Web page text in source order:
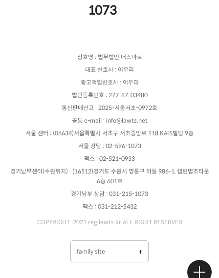
1073
상호명 : 법무법인 더스마트
대표 변호사 : 이우리
광고책임변호사 : 이우리
법인등록번호 : 277-87-03480
통신판매신고 : 2025-서울서초-0972호
공통 e-mail : info@lawts.net
서울 센터 : (06634)서울특별시 서초구 서초중앙로 118 KAIS빌딩 9층
서울 상담 : 02-596-1073
팩스 : 02-521-0933
경기남부센터(수원위치) : (16512)경기도 수원시 영통구 하동 986-1, 캡틴법조타운
6층 601호
경기남부 상담 : 031-215-1073
팩스 : 031-212-5432
COPYRIGHT. 2023 reg.lawts.kr ALL RIGHT RESERVED
family site